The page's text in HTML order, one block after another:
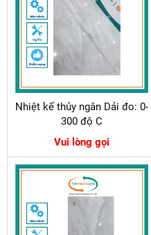
Nhiệt kế thủy ngân Dải đo: 0-
300 độ C
Vui lòng gọi